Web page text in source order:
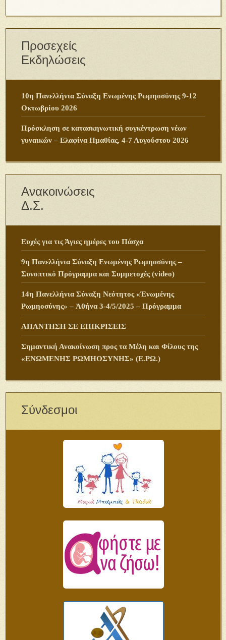
Προσεχείς
Εκδηλώσεις
10η Πανελλήνια Σύναξη Ενωμένης Ρωμηοσύνης 9-12
Οκτωβρίου 2026
Πρόσκληση σε κατασκηνωτική συγκέντρωση νέων
γυναικών – Ελαφίνα Ημαθίας, 4-7 Αυγούστου 2026
Ανακοινώσεις
Δ.Σ.
Ευχές για τις Άγιες ημέρες του Πάσχα
9η Πανελλήνια Σύναξη Ενωμένης Ρωμηοσύνης –
Συνοπτικό Πρόγραμμα και Συμμετοχές (video)
14η Πανελλήνια Σύναξη Νεότητος «Ἑνωμένης
Ρωμηοσύνης» – Ἀθήνα 3-4/5/2025 – Πρόγραμμα
ΑΠΑΝΤΗΣΗ ΣΕ ΕΠΙΚΡΙΣΕΙΣ
Σημαντική Ανακοίνωση προς τα Μέλη και Φίλους της
«ΕΝΩΜΕΝΗΣ ΡΩΜΗΟΣΥΝΗΣ» (Ε.ΡΩ.)
Σύνδεσμοι